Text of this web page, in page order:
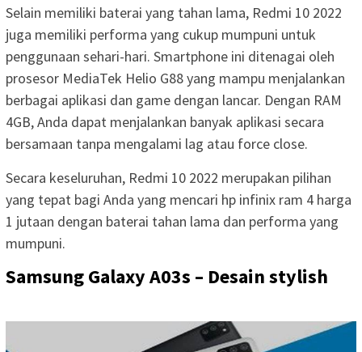
Selain memiliki baterai yang tahan lama, Redmi 10 2022
juga memiliki performa yang cukup mumpuni untuk
penggunaan sehari-hari. Smartphone ini ditenagai oleh
prosesor MediaTek Helio G88 yang mampu menjalankan
berbagai aplikasi dan game dengan lancar. Dengan RAM
4GB, Anda dapat menjalankan banyak aplikasi secara
bersamaan tanpa mengalami lag atau force close.
Secara keseluruhan, Redmi 10 2022 merupakan pilihan
yang tepat bagi Anda yang mencari hp infinix ram 4 harga
1 jutaan dengan baterai tahan lama dan performa yang
mumpuni.
Samsung Galaxy A03s – Desain stylish